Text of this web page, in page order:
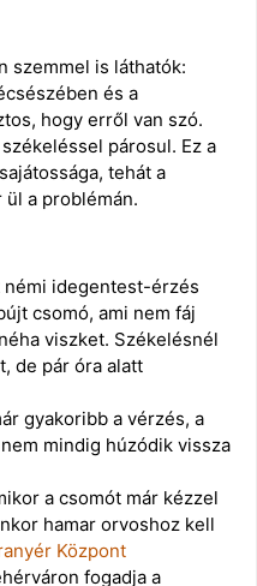
szemmel is láthatók:
és a
hogy erről van szó.
párosul. Ez a
tehát a
a problémán.
némi idegentest-érzés
csomó, ami nem fáj
viszket. Székelésnél
de pár óra alatt
gyakoribb a vérzés, a
mindig húzódik vissza
a csomót már kézzel
hamar orvoshoz kell
Központ
fogadja a